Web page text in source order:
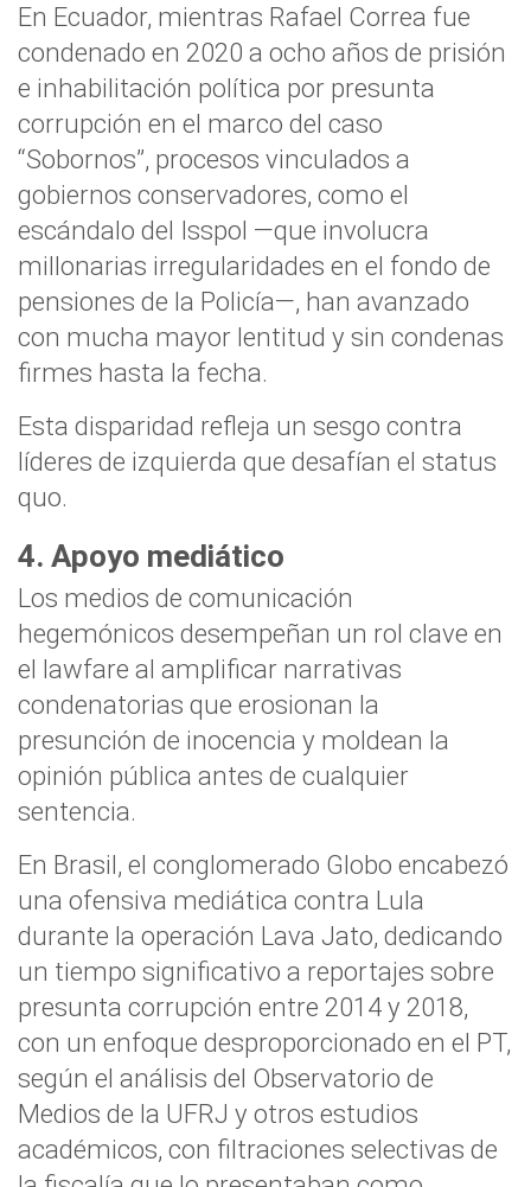
En Ecuador, mientras Rafael Correa fue
condenado en 2020 a ocho años de prisión
e inhabilitación política por presunta
corrupción en el marco del caso
“Sobornos”, procesos vinculados a
gobiernos conservadores, como el
escándalo del Isspol —que involucra
millonarias irregularidades en el fondo de
pensiones de la Policía—, han avanzado
con mucha mayor lentitud y sin condenas
firmes hasta la fecha.
Esta disparidad refleja un sesgo contra
líderes de izquierda que desafían el status
quo.
4. Apoyo mediático
Los medios de comunicación
hegemónicos desempeñan un rol clave en
el lawfare al amplificar narrativas
condenatorias que erosionan la
presunción de inocencia y moldean la
opinión pública antes de cualquier
sentencia.
En Brasil, el conglomerado Globo encabezó
una ofensiva mediática contra Lula
durante la operación Lava Jato, dedicando
un tiempo significativo a reportajes sobre
presunta corrupción entre 2014 y 2018,
con un enfoque desproporcionado en el PT,
según el análisis del Observatorio de
Medios de la UFRJ y otros estudios
académicos, con filtraciones selectivas de